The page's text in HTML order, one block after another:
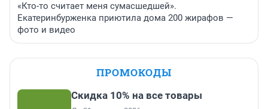
«Кто-то считает меня сумасшедшей».
Екатеринбурженка приютила дома 200 жирафов —
фото и видео
ПРОМОКОДЫ
Скидка 10% на все товары